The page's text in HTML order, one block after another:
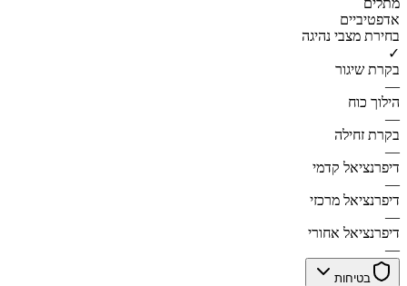
אדפטיביים
בחירת מצבי נהיגה
✓
בקרת שיגור
—
הילוך כוח
—
בקרת זחילה
—
דיפרנציאל קדמי
—
דיפרנציאל מרכזי
—
דיפרנציאל אחורי
—
בטיחות